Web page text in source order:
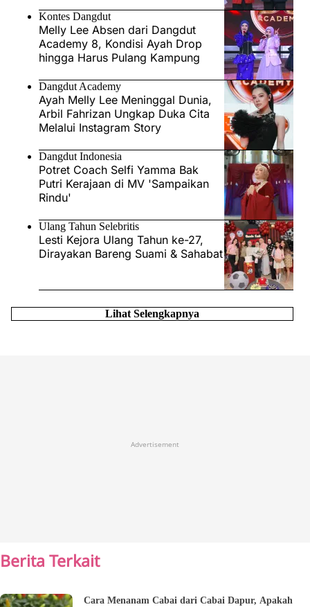
Kontes Dangdut
Melly Lee Absen dari Dangdut
Academy 8, Kondisi Ayah Drop
hingga Harus Pulang Kampung
Dangdut Academy
Ayah Melly Lee Meninggal Dunia,
Arbil Fahrizan Ungkap Duka Cita
Melalui Instagram Story
Dangdut Indonesia
Potret Coach Selfi Yamma Bak
Putri Kerajaan di MV 'Sampaikan
Rindu'
Ulang Tahun Selebritis
Lesti Kejora Ulang Tahun ke-27,
Dirayakan Bareng Suami & Sahabat
Lihat Selengkapnya
Advertisement
Berita Terkait
Cara Menanam Cabai dari Cabai Dapur, Apakah